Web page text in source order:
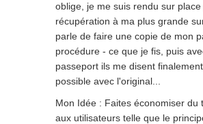
oblige, je me suis rendu sur
récupération à ma plus grande
parle de faire une copie de mon
procédure - ce que je fis, puis
passeport ils me disent
possible avec l'original...
Mon Idée : Faites économiser du
aux utilisateurs telle que le